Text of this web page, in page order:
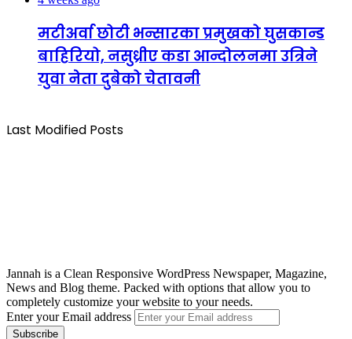
मटीअर्वा छोटी भन्सारका प्रमुखको घुसकान्ड
बाहिरियो, नसुध्रीए कडा आन्दोलनमा उत्रिने
युवा नेता दुबेको चेतावनी
Last Modified Posts
Jannah is a Clean Responsive WordPress Newspaper, Magazine,
News and Blog theme. Packed with options that allow you to
completely customize your website to your needs.
Enter your Email address